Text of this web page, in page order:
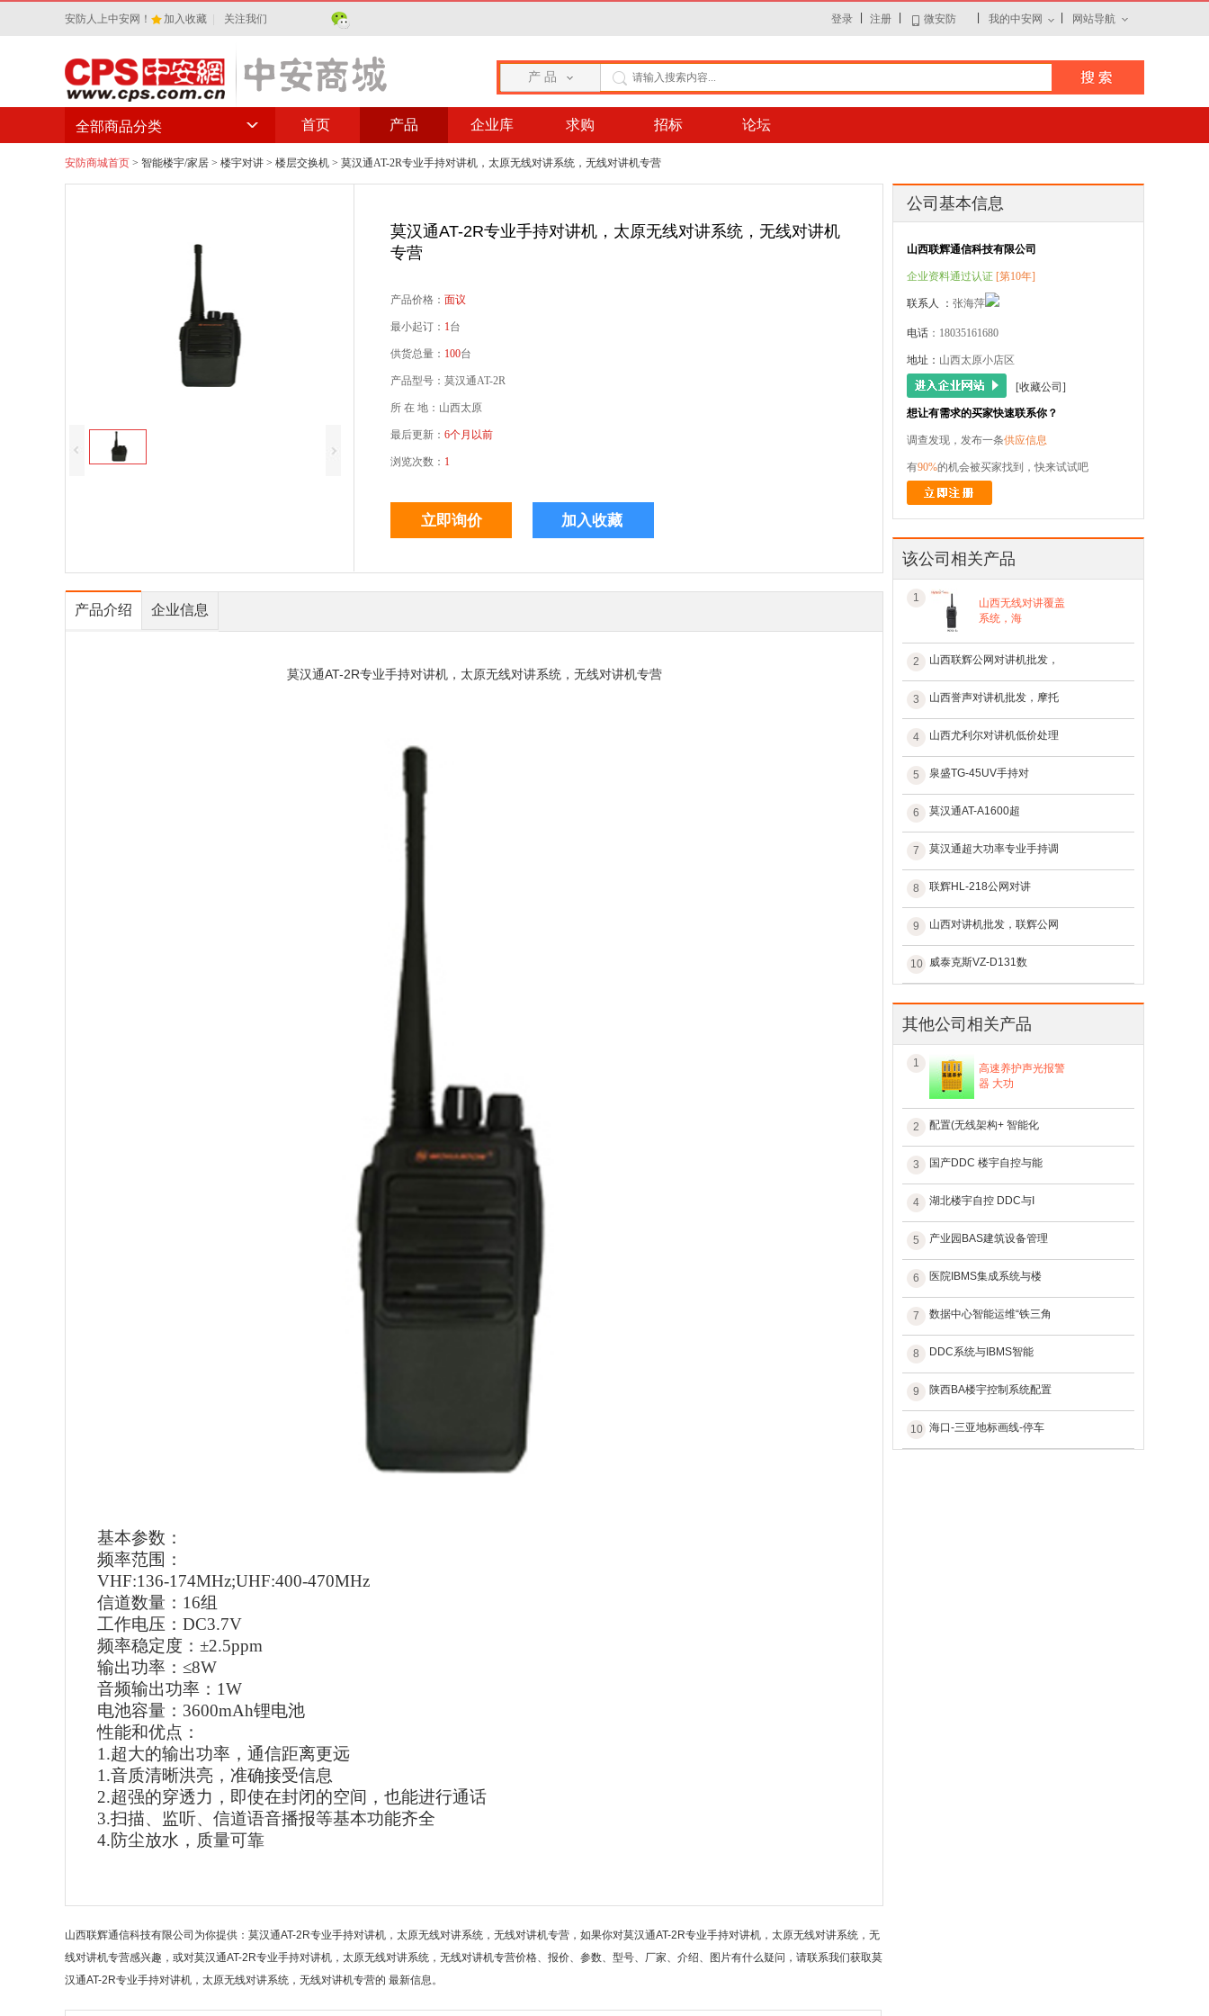
安防人上中安网！ 加入收藏 关注我们 登录 注册 微安防 我的中安网 网站导航
产 品
首页 产品 企业库 求购 招标 论坛
全部商品分类
安防商城首页 > 智能楼宇/家居 > 楼宇对讲 > 楼层交换机 > 莫汉通AT-2R专业手持对讲机，太原无线对讲系统，无线对讲机专营
莫汉通AT-2R专业手持对讲机，太原无线对讲系统，无线对讲机
专营
产品价格： 面议
最小起订： 1台
供货总量： 100台
产品型号：莫汉通AT-2R
所 在 地：山西太原
最后更新： 6个月以前
浏览次数： 1
产品介绍 企业信息
莫汉通AT-2R专业手持对讲机，太原无线对讲系统，无线对讲机专营
基本参数：
频率范围：
VHF:136-174MHz;UHF:400-470MHz
信道数量： 16组
工作电压： DC3.7V
频率稳定度： ±2.5ppm
输出功率： ≤8W
音频输出功率： 1W
电池容量： 3600mAh锂电池
性能和优点：
1.超大的输出功率，通信距离更远
1.音质清晰洪亮，准确接受信息
2.超强的穿透力，即使在封闭的空间，也能进行通话
3.扫描、监听、信道语音播报等基本功能齐全
4.防尘放水，质量可靠
山西联辉通信科技有限公司为你提供：莫汉通AT-2R专业手持对讲机，太原无线对讲系统，无线对讲机专营，如果你对莫汉通AT-2R专业手持对讲机，太原无线对讲系统，无
线对讲机专营感兴趣，或对莫汉通AT-2R专业手持对讲机，太原无线对讲系统，无线对讲机专营价格、报价、参数、型号、厂家、介绍、图片有什么疑问，请联系我们获取莫
汉通AT-2R专业手持对讲机，太原无线对讲系统，无线对讲机专营的 最新信息。
公司基本信息
山西联辉通信科技有限公司
企业资料通过认证 [第10年]
联系人 ： 张海萍
电话 ：18035161680
地址： 山西太原小店区
[收藏公司]
想让有需求的买家快速联系你？
调查发现，发布一条供应信息
有90%的机会被买家找到，快来试试吧
该公司相关产品
1
山西无线对讲覆盖
系统，海
2 山西联辉公网对讲机批发，
3 山西誉声对讲机批发，摩托
4 山西尤利尔对讲机低价处理
5 泉盛TG-45UV手持对
6 莫汉通AT-A1600超
7 莫汉通超大功率专业手持调
8 联辉HL-218公网对讲
9 山西对讲机批发，联辉公网
10 威泰克斯VZ-D131数
其他公司相关产品
1
高速养护声光报警
器 大功
2 配置(无线架构+ 智能化
3 国产DDC 楼宇自控与能
4 湖北楼宇自控 DDC与I
5 产业园BAS建筑设备管理
6 医院IBMS集成系统与楼
7 数据中心智能运维“铁三角
8 DDC系统与IBMS智能
9 陕西BA楼宇控制系统配置
10 海口-三亚地标画线-停车